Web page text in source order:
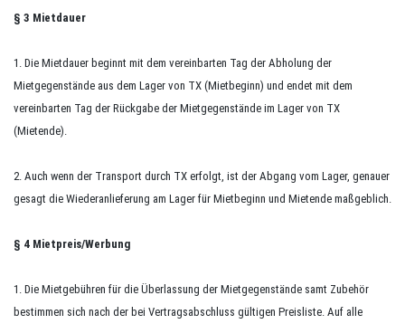
§ 3 Mietdauer
1. Die Mietdauer beginnt mit dem vereinbarten Tag der Abholung der
Mietgegenstände aus dem Lager von TX (Mietbeginn) und endet mit dem
vereinbarten Tag der Rückgabe der Mietgegenstände im Lager von TX
(Mietende).
2. Auch wenn der Transport durch TX erfolgt, ist der Abgang vom Lager, genauer
gesagt die Wiederanlieferung am Lager für Mietbeginn und Mietende maßgeblich.
§ 4 Mietpreis/Werbung
1. Die Mietgebühren für die Überlassung der Mietgegenstände samt Zubehör
bestimmen sich nach der bei Vertragsabschluss gültigen Preisliste. Auf alle